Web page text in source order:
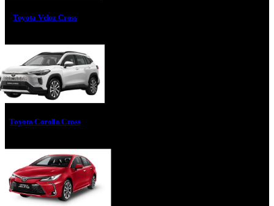
Toyota Veloz Cross
Toyota Corolla Cross